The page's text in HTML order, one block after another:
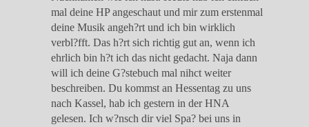
mal deine HP angeschaut und mir zum erstenmal
deine Musik angeh?rt und ich bin wirklich
verbl?fft. Das h?rt sich richtig gut an, wenn ich
ehrlich bin h?t ich das nicht gedacht. Naja dann
will ich deine G?stebuch mal nihct weiter
beschreiben. Du kommst an Hessentag zu uns
nach Kassel, hab ich gestern in der HNA
gelesen. Ich w?nsch dir viel Spa? bei uns in